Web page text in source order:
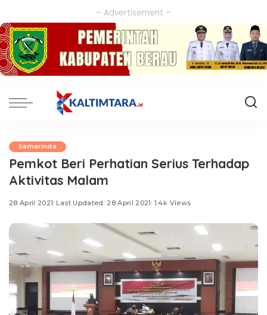
– Advertisement –
Samarinda
Pemkot Beri Perhatian Serius Terhadap
Aktivitas Malam
28 April 2021 Last Updated: 28 April 2021 1.4k Views